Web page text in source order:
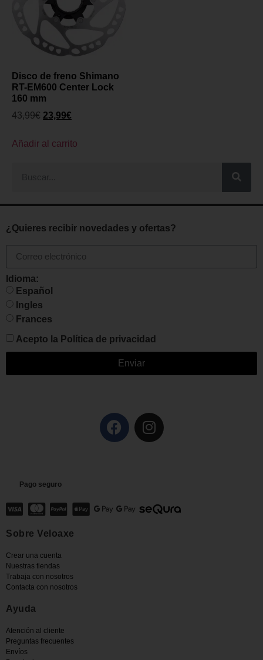
Disco de freno Shimano
RT-EM600 Center Lock
160 mm
43,99€ 23,99€
Añadir al carrito
¿Quieres recibir novedades y ofertas?
Idioma:
Español
Ingles
Frances
Acepto la Política de privacidad
Enviar
Pago seguro
Sobre Veloaxe
Crear una cuenta
Nuestras tiendas
Trabaja con nosotros
Contacta con nosotros
Ayuda
Atención al cliente
Preguntas frecuentes
Envíos